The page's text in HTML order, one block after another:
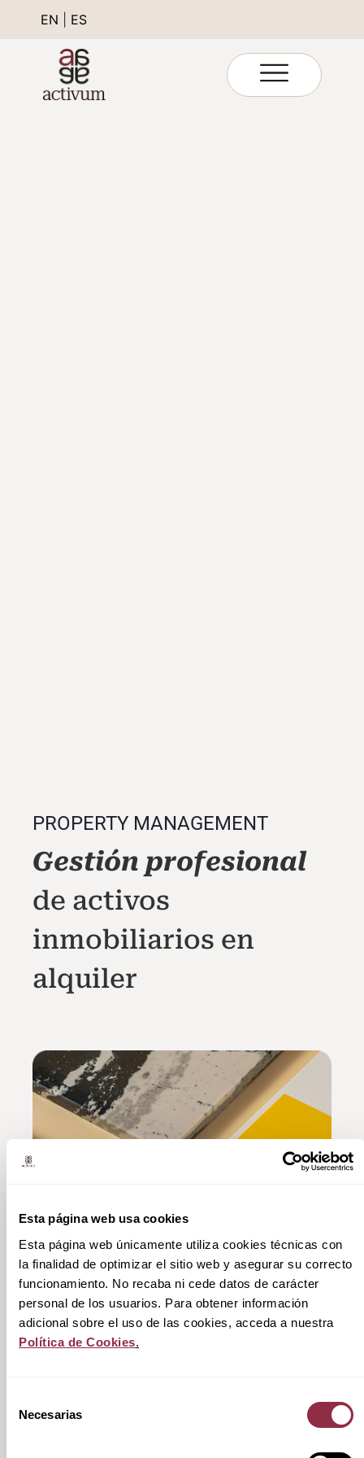
Esta página web usa cookies
Esta página web únicamente utiliza cookies técnicas con
la finalidad de optimizar el sitio web y asegurar su correcto
funcionamiento. No recaba ni cede datos de carácter
personal de los usuarios. Para obtener información
adicional sobre el uso de las cookies, acceda a nuestra
Política de Cookies.
Necesarias
EN ES
PROPERTY MANAGEMENT
Gestión profesional
de activos
inmobiliarios en
alquiler
Hemos desarrollado nuestra
datos, sostenibilidad y equipos
especializados para maximizar el